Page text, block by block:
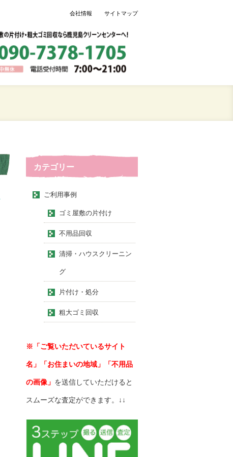
会社情報 サイトマップ
カテゴリー
ご利用事例
ゴミ屋敷の片付け
不用品回収
清掃・ハウスクリーニン
グ
片付け・処分
粗大ゴミ回収
※「ご覧いただいているサイト
名」「お住まいの地域」「不用品
の画像」 を送信していただけると
スムーズな査定ができます。↓↓